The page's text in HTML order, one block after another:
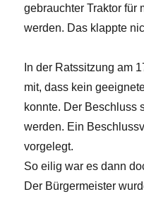
gebrauchter Traktor für
werden. Das klappte
In der Ratssitzung am
mit, dass kein
konnte. Der Beschluss
werden. Ein
vorgelegt.
So eilig war es dann
Der Bürgermeister